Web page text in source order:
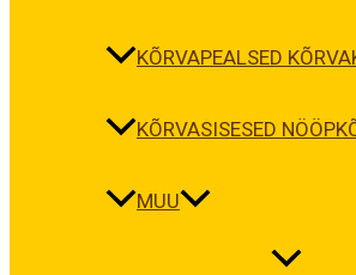
KÕRVAPEALSED
KÕRVASISESED
MUU